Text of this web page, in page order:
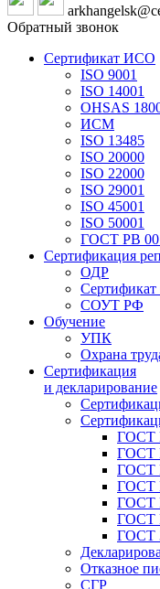
Обратный звонок
Сертификат ИСО
ISO 9001
ISO 14001
OHSAS
ИСМ
ISO 13485
ISO 20000
ISO 22000
ISO 29001
ISO 45001
ISO 50001
ГОСТ РВ
Сертификация
ОДР
СОУТ РФ
Обучение
УПК
Охрана
Сертификация
и декларирование
ГОСТ
ГОСТ
ГОСТ
ГОСТ
ГОСТ
ГОСТ
ГОСТ
Отказное
СГР